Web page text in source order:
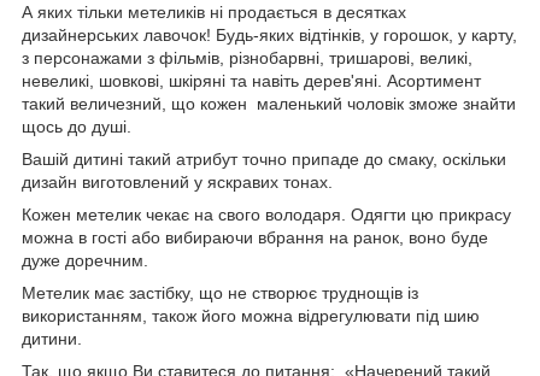
А яких тільки метеликів ні продається в десятках
дизайнерських лавочок! Будь-яких відтінків, у горошок, у карту,
з персонажами з фільмів, різнобарвні, тришарові, великі,
невеликі, шовкові, шкіряні та навіть дерев'яні. Асортимент
такий величезний, що кожен маленький чоловік зможе знайти
щось до душі.
Вашій дитині такий атрибут точно припаде до смаку, оскільки
дизайн виготовлений у яскравих тонах.
Кожен метелик чекає на свого володаря. Одягти цю прикрасу
можна в гості або вибираючи вбрання на ранок, воно буде
дуже доречним.
Метелик має застібку, що не створює труднощів із
використанням, також його можна відрегулювати під шию
дитини.
Так, що якщо Ви ставитеся до питання: «Начерений такий